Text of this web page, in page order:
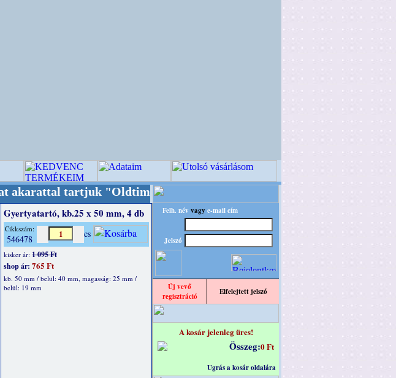
tartjuk "Oldtimer/RETRO" designba!
+++++++ OPITEC - A
Gyertyatartó, kb.25 x 50 mm, 4 db
Cikkszám:
546478 cs
kisker ár: 1 095 Ft
shop ár: 765 Ft
kb. 50 mm / belül: 40 mm, magasság: 25 mm /
belül: 19 mm
Felh. név vagy e-mail cím
Jelszó
Új vevő
regisztráció
Elfelejtett jelszó
A kosár jelenleg üres!
Összeg:0 Ft
Ugrás a kosár oldalára